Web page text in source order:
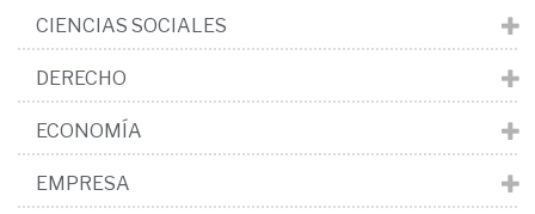
CIENCIAS SOCIALES
DERECHO
ECONOMÍA
EMPRESA